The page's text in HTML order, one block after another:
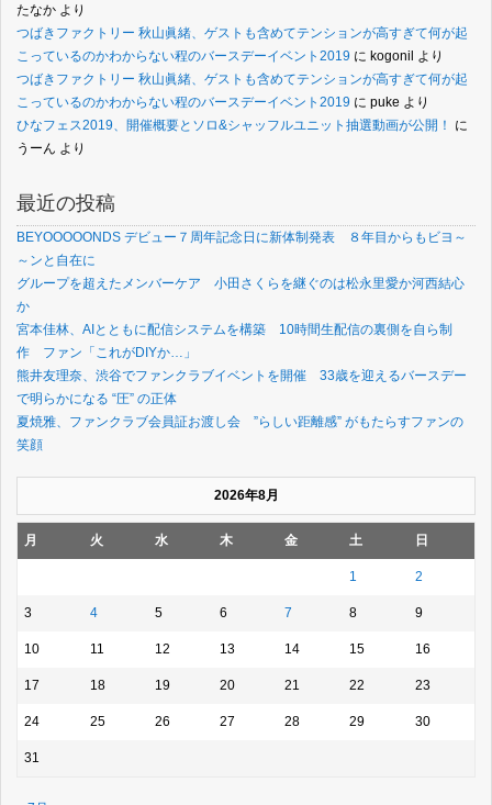
たなか より
つばきファクトリー 秋山眞緒、ゲストも含めてテンションが高すぎて何が起
こっているのかわからない程のバースデーイベント2019 に kogonil より
つばきファクトリー 秋山眞緒、ゲストも含めてテンションが高すぎて何が起
こっているのかわからない程のバースデーイベント2019 に puke より
ひなフェス2019、開催概要とソロ&シャッフルユニット抽選動画が公開！
に
うーん より
最近の投稿
BEYOOOOONDS デビュー７周年記念日に新体制発表 ８年目からもビヨ～
～ンと自在に
グループを超えたメンバーケア 小田さくらを継ぐのは松永里愛か河西結心
か
宮本佳林、AIとともに配信システムを構築 10時間生配信の裏側を自ら制
作 ファン「これがDIYか…」
熊井友理奈、渋谷でファンクラブイベントを開催 33歳を迎えるバースデー
で明らかになる “圧” の正体
夏焼雅、ファンクラブ会員証お渡し会 ”らしい距離感” がもたらすファンの
笑顔
2026年8月
月 火 水 木 金 土 日
1 2
3 4 5 6 7 8 9
10 11 12 13 14 15 16
17 18 19 20 21 22 23
24 25 26 27 28 29 30
31